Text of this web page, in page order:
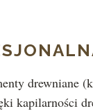
drewniane
kapilarności